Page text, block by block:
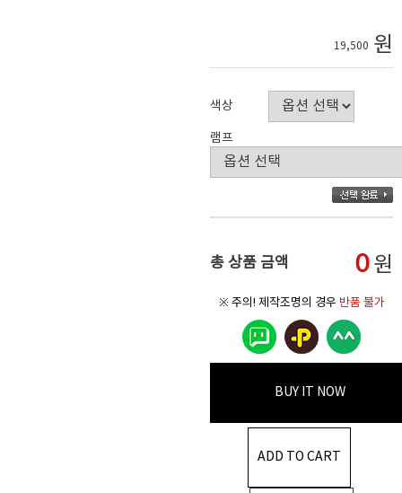
19,500 원
색상
램프
총 상품 금액 0원
※ 주의! 제작조명의 경우 반품 불가
BUY IT NOW
ADD TO CART